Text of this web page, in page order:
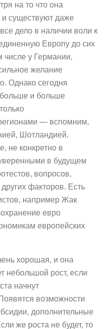
на то что она
существуют даже
дело в наличии воли к
Европу до сих
числе у Германии,
желание
Однако сегодня
больше и больше
— вспомним,
Шотландией.
не конкретно в
в будущем
вопросов,
факторов. Есть
например Жак
евро
европейских
хорошая, и она
небольшой рост, если
начнут
возможности
дополнительные
же роста не будет, то